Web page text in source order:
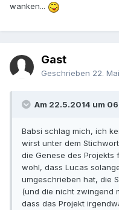
wanken...
Gast
Geschrieben 22.
Am 22.5.2014 um
Babsi schlag mich, ich
wirst unter dem
die Genese des Projekts
wohl, dass Lucas
umgeschrieben hat, die
(und die nicht zwingend
dass das Projekt